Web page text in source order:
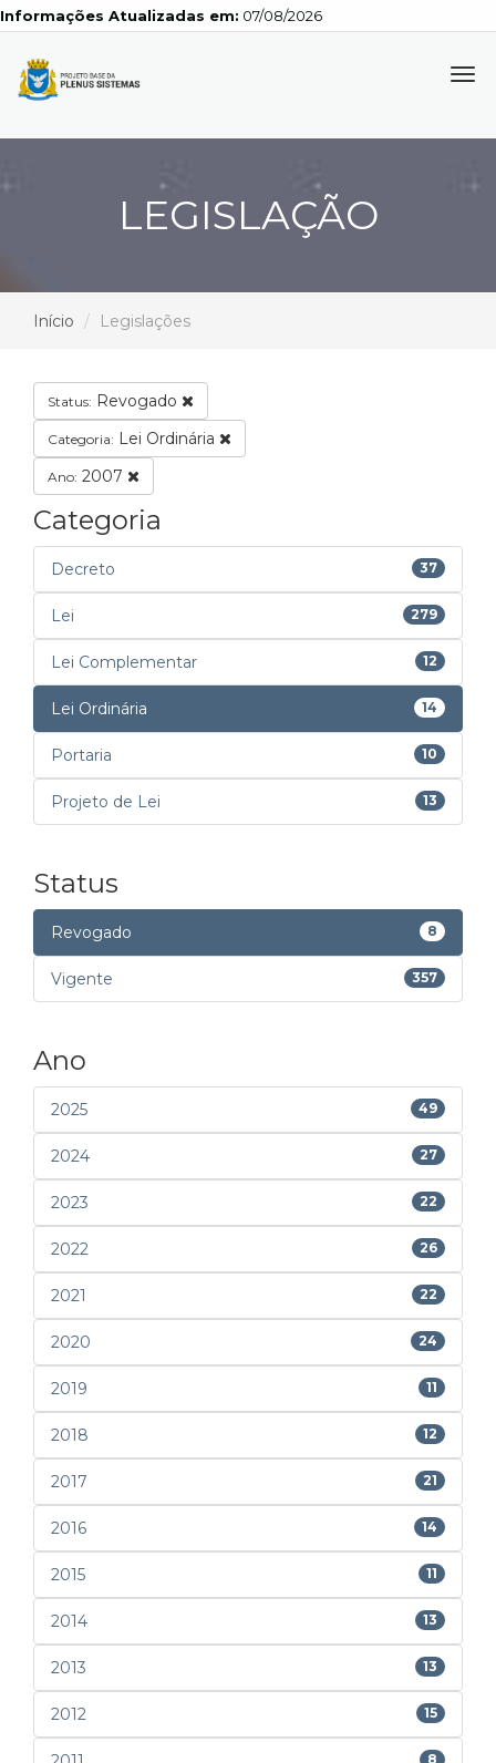
Atualizadas em: 07/08/2026
LEGISLAÇÃO
Início Legislações
Status: Revogado
Categoria: Lei Ordinária
Ano: 2007
Categoria
Decreto 37
Lei 279
Lei Complementar 12
Lei Ordinária 14
Portaria 10
Projeto de Lei 13
Status
Revogado 8
Vigente 357
Ano
2025 49
2024 27
2023 22
2022 26
2021 22
2020 24
2019 11
2018 12
2017 21
2016 14
2015 11
2014 13
2013 13
2012 15
8